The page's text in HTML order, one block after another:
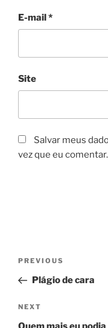
E-mail*
Site
Salvar meus
vez que eu comentar.
Navegação
Post
Previous
Post
PREVIOUS
Plágio de cara
Next
Post
NEXT